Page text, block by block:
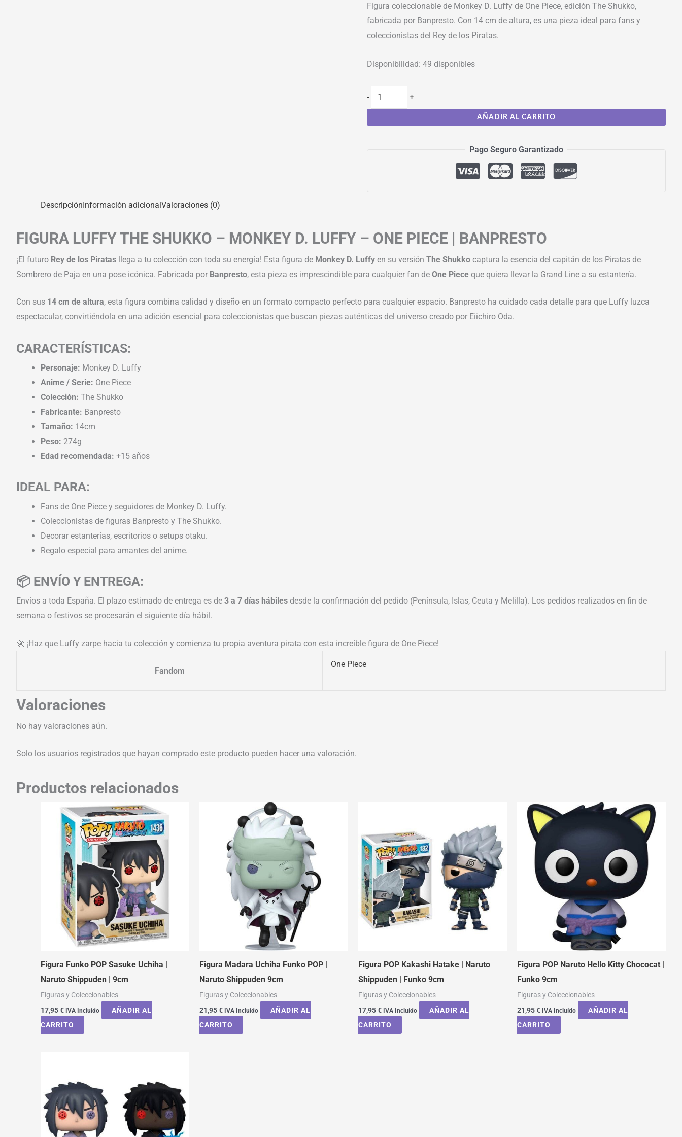
Figura coleccionable de Monkey D. Luffy de One Piece, edición The Shukko,
fabricada por Banpresto. Con 14 cm de altura, es una pieza ideal para fans y
coleccionistas del Rey de los Piratas.
Disponibilidad: 49 disponibles
- +
AÑADIR AL CARRITO
Pago Seguro Garantizado
DescripciónInformación adicionalValoraciones (0)
FIGURA LUFFY THE SHUKKO – MONKEY D. LUFFY – ONE PIECE | BANPRESTO
¡El futuro Rey de los Piratas llega a tu colección con toda su energía! Esta figura de Monkey D. Luffy en su versión The Shukko captura la esencia del capitán de los Piratas de
Sombrero de Paja en una pose icónica. Fabricada por Banpresto, esta pieza es imprescindible para cualquier fan de One Piece que quiera llevar la Grand Line a su estantería.
Con sus 14 cm de altura, esta figura combina calidad y diseño en un formato compacto perfecto para cualquier espacio. Banpresto ha cuidado cada detalle para que Luffy luzca
espectacular, convirtiéndola en una adición esencial para coleccionistas que buscan piezas auténticas del universo creado por Eiichiro Oda.
CARACTERÍSTICAS:
Personaje: Monkey D. Luffy
Anime / Serie: One Piece
Colección: The Shukko
Fabricante: Banpresto
Tamaño: 14cm
Peso: 274g
Edad recomendada: +15 años
IDEAL PARA:
Fans de One Piece y seguidores de Monkey D. Luffy.
Coleccionistas de figuras Banpresto y The Shukko.
Decorar estanterías, escritorios o setups otaku.
Regalo especial para amantes del anime.
📦 ENVÍO Y ENTREGA:
Envíos a toda España. El plazo estimado de entrega es de 3 a 7 días hábiles desde la confirmación del pedido (Península, Islas, Ceuta y Melilla). Los pedidos realizados en fin de
semana o festivos se procesarán el siguiente día hábil.
🚀 ¡Haz que Luffy zarpe hacia tu colección y comienza tu propia aventura pirata con esta increíble figura de One Piece!
Fandom
One Piece
Valoraciones
No hay valoraciones aún.
Solo los usuarios registrados que hayan comprado este producto pueden hacer una valoración.
Productos relacionados
Figura Funko POP Sasuke Uchiha |
Naruto Shippuden | 9cm
Figuras y Coleccionables
17,95€ IVA Incluído
AÑADIR AL
CARRITO
Figura Madara Uchiha Funko POP |
Naruto Shippuden 9cm
Figuras y Coleccionables
21,95€ IVA Incluído
AÑADIR AL
CARRITO
Figura POP Kakashi Hatake | Naruto
Shippuden | Funko 9cm
Figuras y Coleccionables
17,95€ IVA Incluído
AÑADIR AL
CARRITO
Figura POP Naruto Hello Kitty Chococat |
Funko 9cm
Figuras y Coleccionables
21,95€ IVA Incluído
AÑADIR AL
CARRITO